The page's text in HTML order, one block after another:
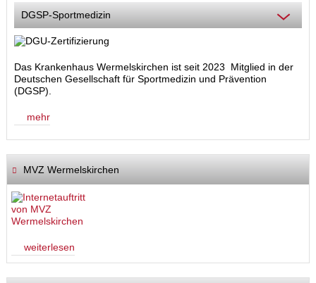
DGSP-Sportmedizin
Das Krankenhaus Wermelskirchen ist seit 2023 Mitglied in der
Deutschen Gesellschaft für Sportmedizin und Prävention
(DGSP).
mehr
MVZ Wermelskirchen
weiterlesen